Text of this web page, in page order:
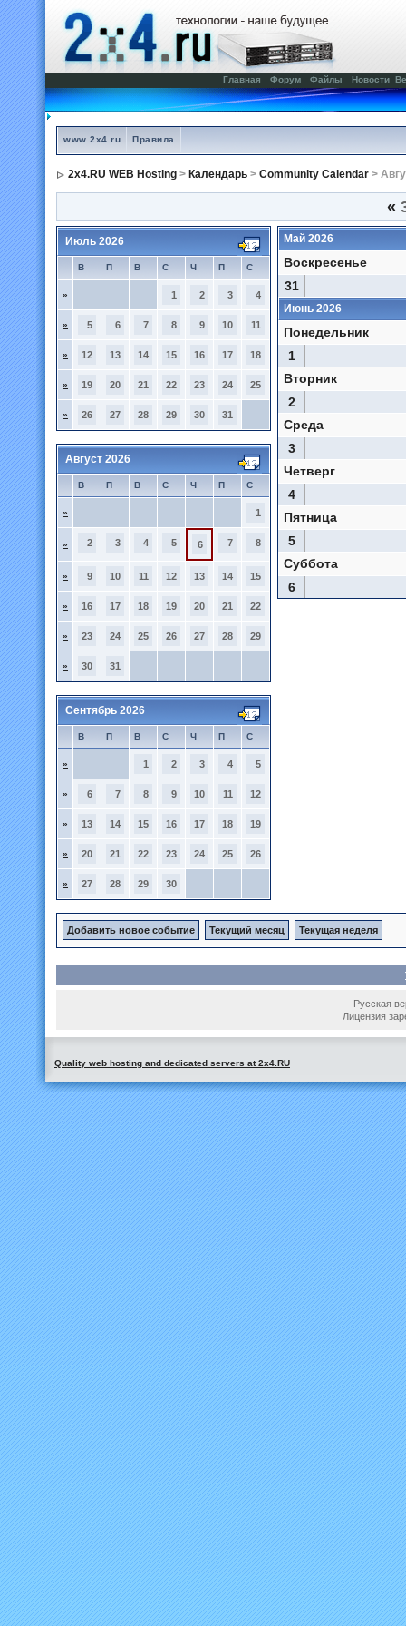
Главная Форум Файлы Новости
www.2x4.ru Правила
2x4.RU WEB Hosting > Календарь > Community Calendar >
«
Июль 2026
В П В С Ч П С
» 1 2 3 4
» 5 6 7 8 9 10 11
» 12 13 14 15 16 17 18
» 19 20 21 22 23 24 25
» 26 27 28 29 30 31
Август 2026
В П В С Ч П С
» 1
» 2 3 4 5 6 7 8
» 9 10 11 12 13 14 15
» 16 17 18 19 20 21 22
» 23 24 25 26 27 28 29
» 30 31
Сентябрь 2026
В П В С Ч П С
» 1 2 3 4 5
» 6 7 8 9 10 11 12
» 13 14 15 16 17 18 19
» 20 21 22 23 24 25 26
» 27 28 29 30
Май 2026
Воскресенье
31
Июнь 2026
Понедельник
1
Вторник
2
Среда
3
Четверг
4
Пятница
5
Суббота
6
Добавить новое событие Текущий месяц Текущая неделя
Русская
Лицензия
Quality web hosting and dedicated servers at 2x4.RU